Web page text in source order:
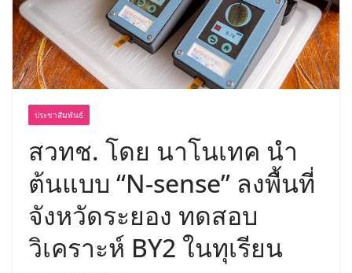
ประชาสัมพันธ์
สวทช. โดย นาโนเทค นำ
ต้นแบบ “N-sense” ลงพื้นที่
จังหวัดระยอง ทดสอบ
วิเคราะห์ BY2 ในทุเรียน